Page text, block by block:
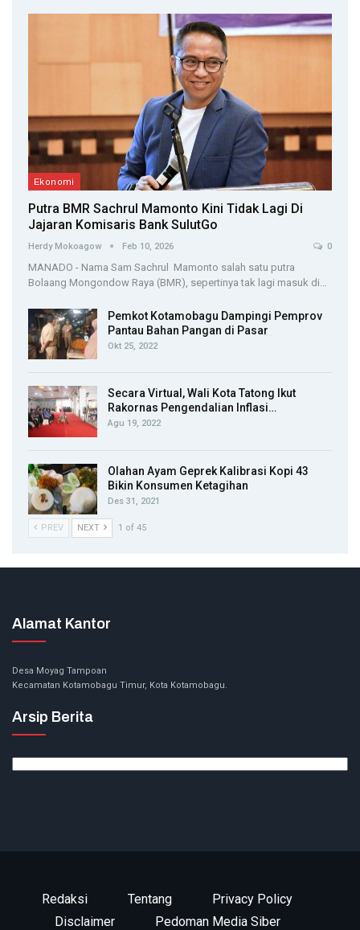
Ekonomi
Putra BMR Sachrul Mamonto Kini Tidak Lagi Di
Jajaran Komisaris Bank SulutGo
Herdy Mokoagow Feb 10, 2026 0
MANADO - Nama Sam Sachrul Mamonto salah satu putra
Bolaang Mongondow Raya (BMR), sepertinya tak lagi masuk di…
Pemkot Kotamobagu Dampingi Pemprov
Pantau Bahan Pangan di Pasar
Okt 25, 2022
Secara Virtual, Wali Kota Tatong Ikut
Rakornas Pengendalian Inflasi…
Agu 19, 2022
Olahan Ayam Geprek Kalibrasi Kopi 43
Bikin Konsumen Ketagihan
Des 31, 2021
PREV NEXT 1 of 45
Alamat Kantor
Desa Moyag Tampoan
Kecamatan Kotamobagu Timur, Kota Kotamobagu.
Arsip Berita
Redaksi Tentang
Privacy Policy
Disclaimer
Pedoman Media Siber